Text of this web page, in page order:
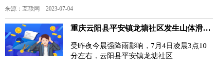
来源：互联网 2023-07-04
重庆云阳县平安镇龙塘社区发生山体滑坡阻断道路
受昨夜今晨强降雨影响，7月4日凌晨3点10
分左右，云阳县平安镇龙塘社区